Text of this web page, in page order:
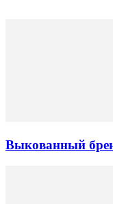
Выкованный